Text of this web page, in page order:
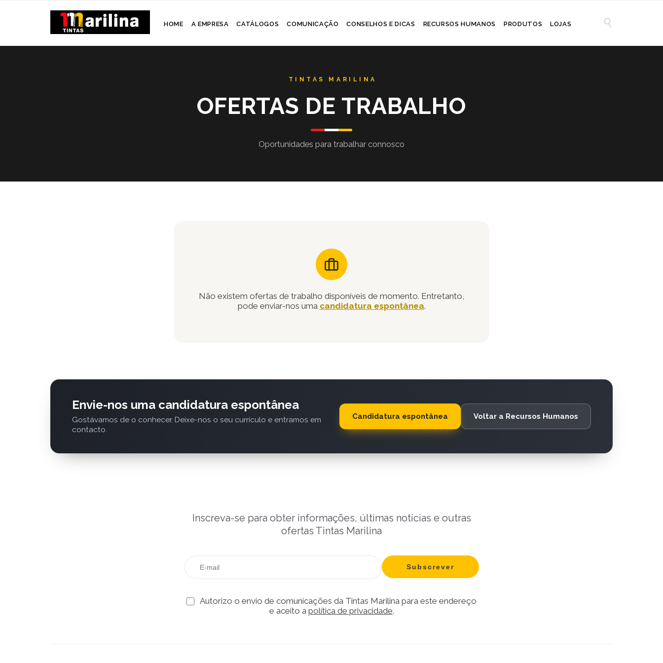
to
HOME A EMPRESA CATÁLOGOS COMUNICAÇÃO CONSELHOS E DICAS RECURSOS HUMANOS PRODUTOS LOJAS 
OFERTAS DE TRABALHO
Não existem ofertas de trabalho disponíveis de momento. Entretanto,
pode enviar-nos uma candidatura espontânea.
Envie-nos uma candidatura espontânea
Gostávamos de o conhecer. Deixe-nos o seu currículo e entramos em
contacto.
Candidatura espontânea Voltar a Recursos Humanos
Inscreva-se para obter informações, últimas notícias e outras
ofertas Tintas Marilina
Autorizo o envio de comunicações da Tintas Marilina para este endereço
e aceito a política de privacidade.